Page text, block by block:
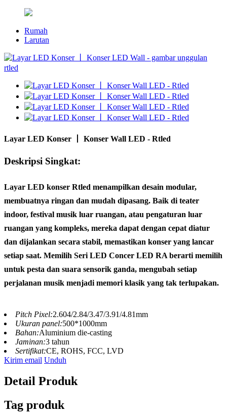
Rumah
Larutan
Layar LED Konser 丨 Konser Wall LED - Rtled
Deskripsi Singkat:
Layar LED konser Rtled menampilkan desain modular,
membuatnya ringan dan mudah dipasang. Baik di teater
indoor, festival musik luar ruangan, atau pengaturan luar
ruangan yang kompleks, mereka dapat dengan cepat diatur
dan dijalankan secara stabil, memastikan konser yang lancar
setiap saat. Memilih Seri LED Concer LED RA berarti memilih
untuk pesta dan suara sensorik ganda, mengubah setiap
perjalanan musik menjadi memori klasik yang tak terlupakan.
Pitch Pixel:2.604/2.84/3.47/3.91/4.81mm
Ukuran panel:500*1000mm
Bahan:Aluminium die-casting
Jaminan:3 tahun
Sertifikat:CE, ROHS, FCC, LVD
Kirim email Unduh
Detail Produk
Tag produk